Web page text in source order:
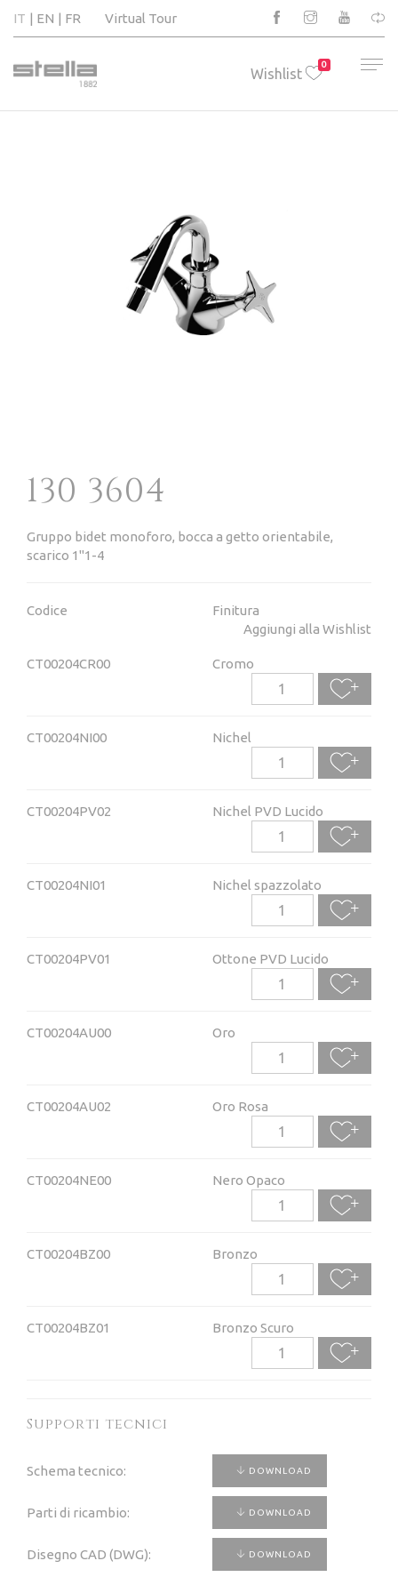
IT EN FR Virtual Tour
Wishlist
0
130 3604
Gruppo bidet monoforo, bocca a getto orientabile,
scarico 1"1-4
Codice
Finitura
Aggiungi alla Wishlist
CT00204CR00 Cromo
CT00204NI00 Nichel
CT00204PV02 Nichel PVD Lucido
CT00204NI01 Nichel spazzolato
CT00204PV01 Ottone PVD Lucido
CT00204AU00 Oro
CT00204AU02 Oro Rosa
CT00204NE00 Nero Opaco
CT00204BZ00 Bronzo
CT00204BZ01 Bronzo Scuro
Supporti tecnici
Schema tecnico: DOWNLOAD
Parti di ricambio: DOWNLOAD
Disegno CAD (DWG): DOWNLOAD